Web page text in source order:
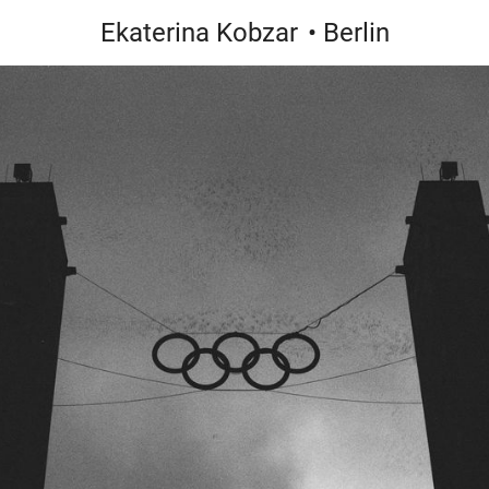
Ekaterina Kobzar • Berlin